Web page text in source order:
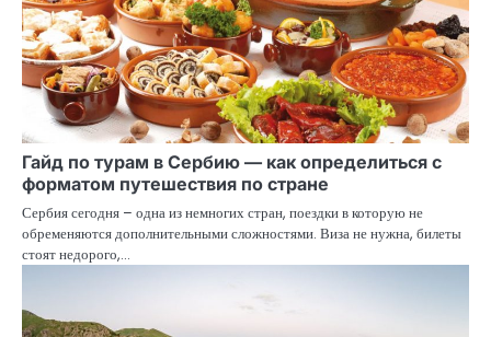
Гайд по турам в Сербию — как определиться с
форматом путешествия по стране
Сербия сегодня – одна из немногих стран, поездки в которую не
обременяются дополнительными сложностями. Виза не нужна, билеты
стоят недорого,…